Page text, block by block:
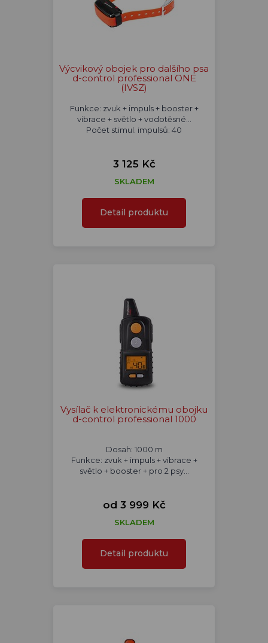
Výcvikový obojek pro dalšího psa
d-control professional ONE
(IVSZ)
Funkce: zvuk + impuls + booster +
vibrace + světlo + vodotěsné...
Počet stimul. impulsů: 40
3 125 Kč
SKLADEM
Detail produktu
Vysílač k elektronickému obojku
d-control professional 1000
Dosah: 1000 m
Funkce: zvuk + impuls + vibrace +
světlo + booster + pro 2 psy...
od 3 999 Kč
SKLADEM
Detail produktu